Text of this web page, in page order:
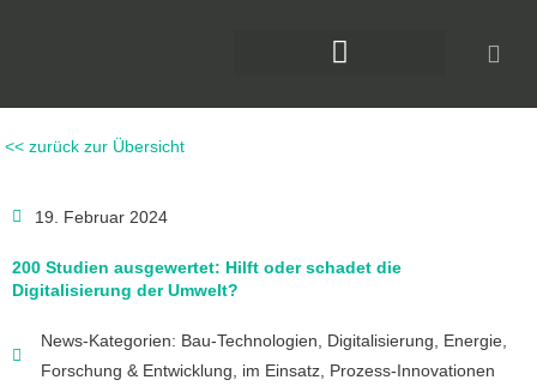
<< zurück zur Übersicht
19. Februar 2024
200 Studien ausgewertet: Hilft oder schadet die
Digitalisierung der Umwelt?
News-Kategorien: Bau-Technologien Digitalisierung Energie
Forschung & Entwicklung
im Einsatz Prozess-Innovationen